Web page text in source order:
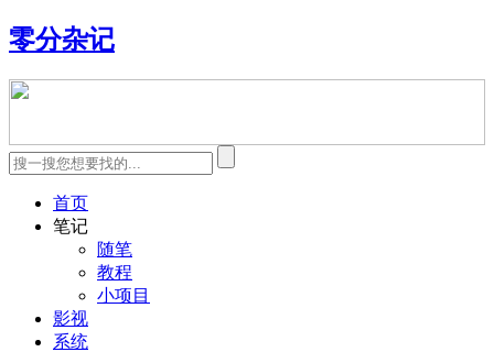
零分杂记
首页
笔记
随笔
教程
小项目
影视
系统